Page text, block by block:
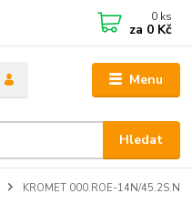
Menu
Hledat
0 ks
za 0 Kč
KROMET 000.ROE-14N/45.2S.N